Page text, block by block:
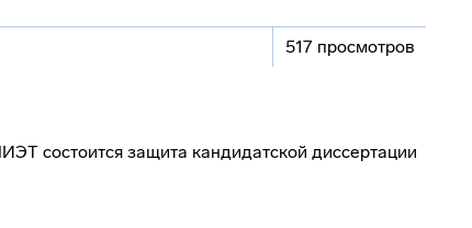
517 просмотров
состоится защита кандидатской диссертации